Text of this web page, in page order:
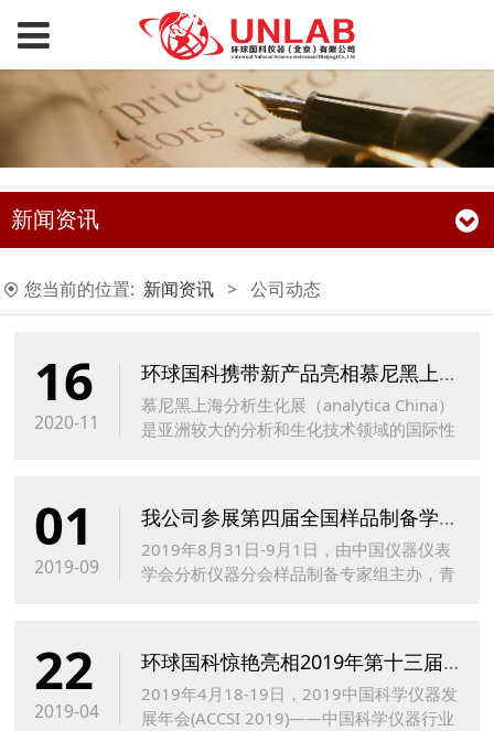
新闻资讯
您当前的位置: 新闻资讯 > 公司动态
16
2020-11
环球国科携带新产品亮相慕尼黑上海生化展
慕尼黑上海分析生化展（analytica China）
是亚洲较大的分析和生化技术领域的国际性
01
2019-09
我公司参展第四届全国样品制备学术报告会
2019年8月31日-9月1日，由中国仪器仪表
学会分析仪器分会样品制备专家组主办，青
22
2019-04
环球国科惊艳亮相2019年第十三届中国科学仪器发展年会
2019年4月18-19日，2019中国科学仪器发
展年会(ACCSI 2019)——中国科学仪器行业